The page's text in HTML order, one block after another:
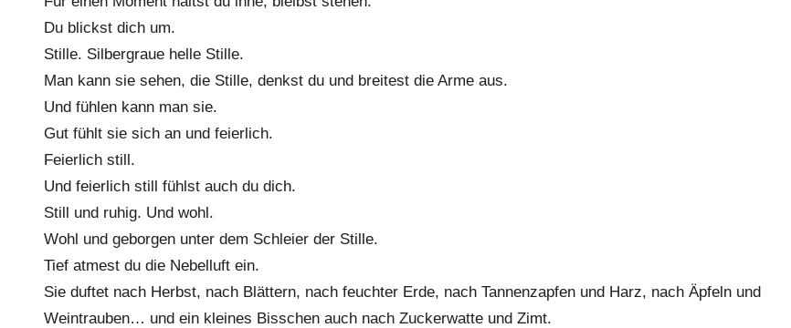
Du blickst dich um.
Stille. Silbergraue helle Stille.
Man kann sie sehen, die Stille, denkst du und breitest die Arme aus.
Und fühlen kann man sie.
Gut fühlt sie sich an und feierlich.
Feierlich still.
Und feierlich still fühlst auch du dich.
Still und ruhig. Und wohl.
Wohl und geborgen unter dem Schleier der Stille.
Tief atmest du die Nebelluft ein.
Sie duftet nach Herbst, nach Blättern, nach feuchter Erde, nach Tannenzapfen und Harz, nach Äpfeln und
Weintrauben… und ein kleines Bisschen auch nach Zuckerwatte und Zimt.